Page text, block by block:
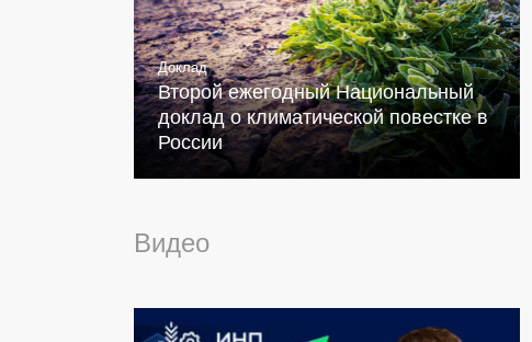
Доклад
Второй ежегодный Национальный
доклад о климатической повестке в
России
Видео